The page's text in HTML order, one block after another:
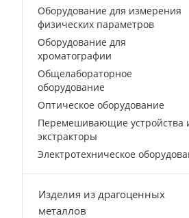
Оборудование для измерения
физических параметров
Оборудование для
хроматографии
Общелабораторное
оборудование
Оптическое оборудование
Перемешивающие устройства
экстракторы
Электротехническое
Изделия из драгоценных
металлов